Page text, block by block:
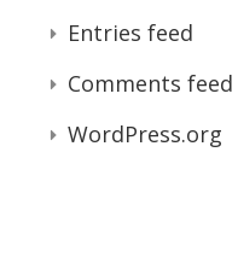
Entries feed
Comments feed
WordPress.org